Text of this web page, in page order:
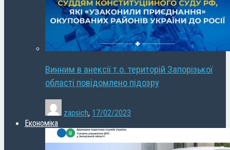
Винним в анексії т.о. територій Запорізької
області повідомлено підозру
zapsich, 17/02/2023
Економіка